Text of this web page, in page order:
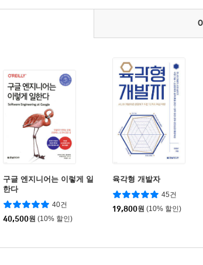
구글 엔지니어는 이렇게 일
한다
40건
40,500원 (10% 할인)
육각형 개발자
45건
19,800원 (10% 할인)